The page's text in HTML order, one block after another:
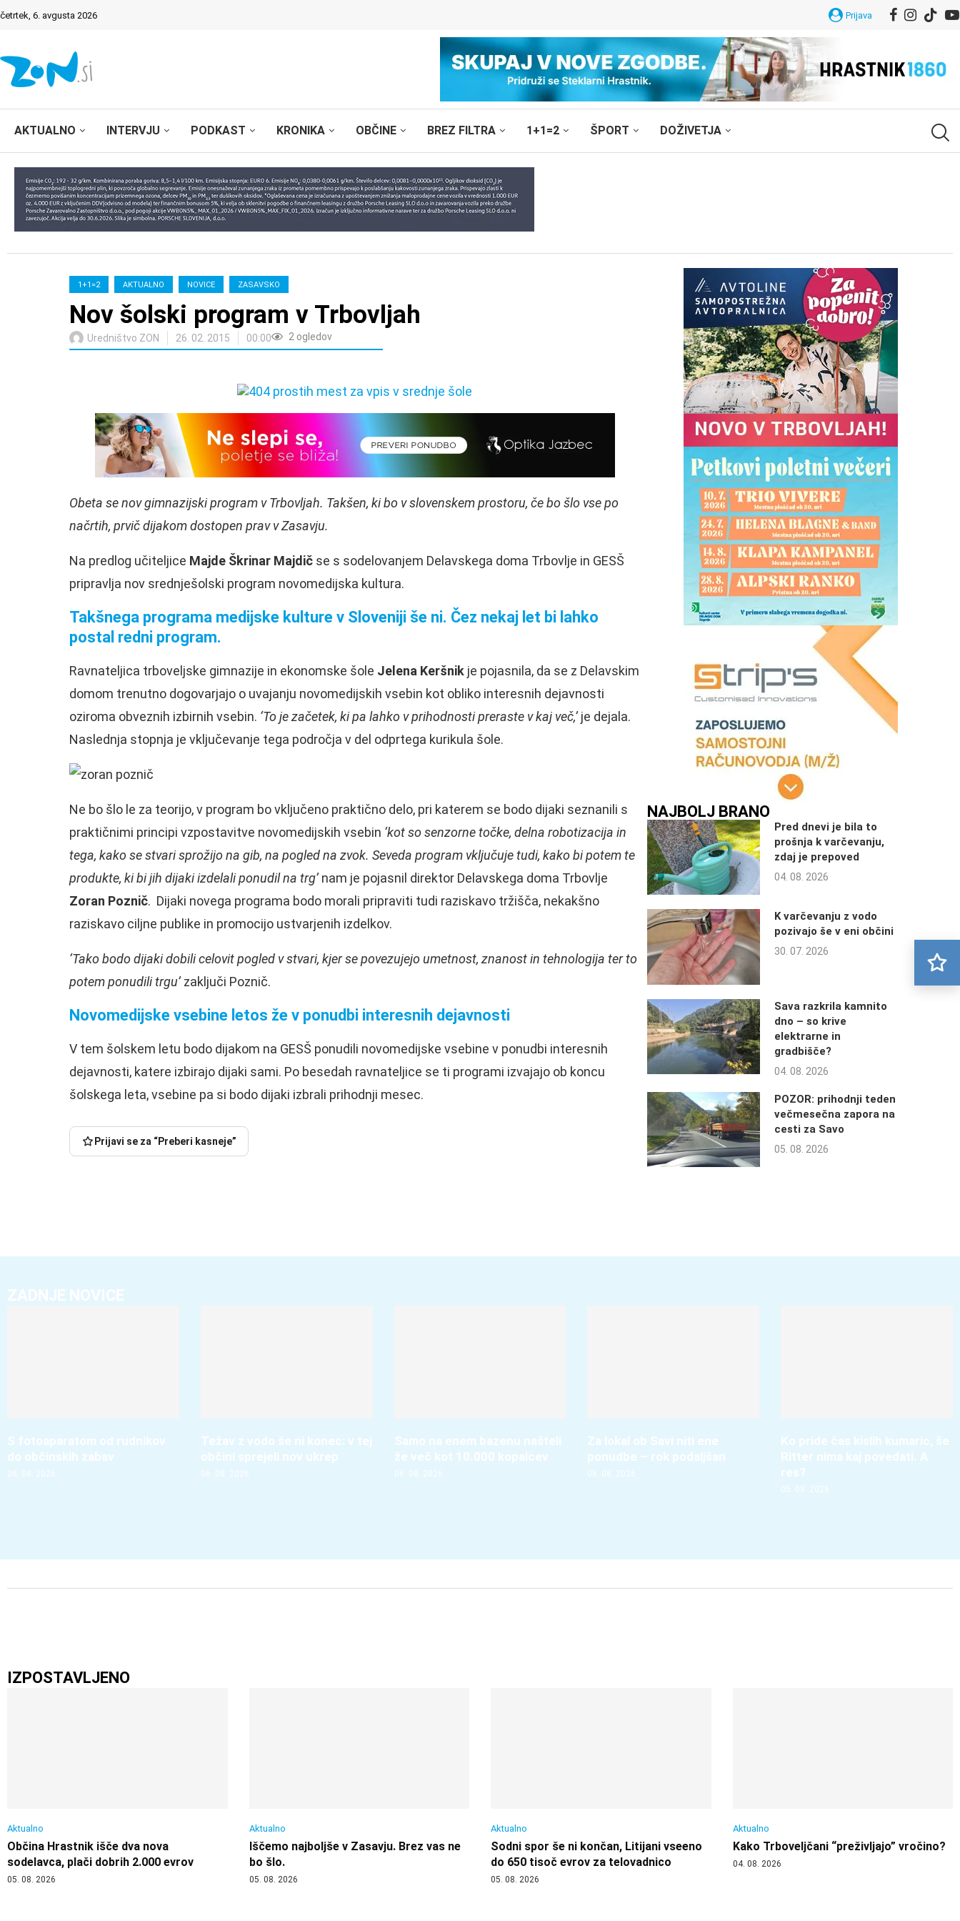
četrtek, 6. avgusta 2026 Prijava
AKTUALNO INTERVJU PODKAST KRONIKA OBČINE BREZ FILTRA 1+1=2 ŠPORT DOŽIVETJA
1+1=2 AKTUALNO NOVICE ZASAVSKO
Nov šolski program v Trbovljah
Uredništvo ZON 26. 02. 2015 00:00 2 ogledov
Obeta se nov gimnazijski program v Trbovljah. Takšen, ki bo v slovenskem prostoru, če bo šlo vse po
načrtih, prvič dijakom dostopen prav v Zasavju.
Na predlog učiteljice Majde Škrinar Majdič se s sodelovanjem Delavskega doma Trbovlje in GESŠ
pripravlja nov srednješolski program novomedijska kultura.
Takšnega programa medijske kulture v Sloveniji še ni. Čez nekaj let bi lahko
postal redni program.
Ravnateljica trboveljske gimnazije in ekonomske šole Jelena Keršnik je pojasnila, da se z Delavskim
domom trenutno dogovarjajo o uvajanju novomedijskih vsebin kot obliko interesnih dejavnosti
oziroma obveznih izbirnih vsebin. ‘To je začetek, ki pa lahko v prihodnosti preraste v kaj več,’je dejala.
Naslednja stopnja je vključevanje tega področja v del odprtega kurikula šole.
Ne bo šlo le za teorijo, v program bo vključeno praktično delo, pri katerem se bodo dijaki seznanili s
praktičnimi principi vzpostavitve novomedijskih vsebin ‘kot so senzorne točke, delna robotizacija in
tega, kako se stvari sprožijo na gib, na pogled na zvok. Seveda program vključuje tudi, kako bi potem te
produkte, ki bi jih dijaki izdelali ponudil na trg’nam je pojasnil direktor Delavskega doma Trbovlje
Zoran Poznič. Dijaki novega programa bodo morali pripraviti tudi raziskavo tržišča, nekakšno
raziskavo ciljne publike in promocijo ustvarjenih izdelkov.
‘Tako bodo dijaki dobili celovit pogled v stvari, kjer se povezujejo umetnost, znanost in tehnologija ter to
potem ponudili trgu’zaključi Poznič.
Novomedijske vsebine letos že v ponudbi interesnih dejavnosti
V tem šolskem letu bodo dijakom na GESŠ ponudili novomedijske vsebine v ponudbi interesnih
dejavnosti, katere izbirajo dijaki sami. Po besedah ravnateljice se ti programi izvajajo ob koncu
šolskega leta, vsebine pa si bodo dijaki izbrali prihodnji mesec.
Prijavi se za “Preberi kasneje”
NAJBOLJ BRANO
Pred dnevi je bila to
prošnja k varčevanju,
zdaj je prepoved
04. 08. 2026
K varčevanju z vodo
pozivajo še v eni občini
30. 07. 2026
Sava razkrila kamnito
dno – so krive
elektrarne in
gradbišče?
04. 08. 2026
POZOR: prihodnji teden
večmesečna zapora na
cesti za Savo
05. 08. 2026
ZADNJE NOVICE
S fotoaparatom od rudnikov
do občinskih zabav
06. 08. 2026
Težav z vodo še ni konec: v tej
občini sprejeli nov ukrep
06. 08. 2026
Samo na enem bazenu našteli
že več kot 10.000 kopalcev
06. 08. 2026
Za lokal ob Savi niti ene
ponudbe – rok podaljšan
06. 08. 2026
Ko pride čas kislih kumaric, še
Ritter nima kaj povedati. A
res?
05. 08. 2026
IZPOSTAVLJENO
Aktualno
Občina Hrastnik išče dva nova
sodelavca, plači dobrih 2.000 evrov
05. 08. 2026
Aktualno
Iščemo najboljše v Zasavju. Brez vas ne
bo šlo.
05. 08. 2026
Aktualno
Sodni spor še ni končan, Litijani vseeno
do 650 tisoč evrov za telovadnico
05. 08. 2026
Aktualno
Kako Trboveljčani “preživljajo” vročino?
04. 08. 2026